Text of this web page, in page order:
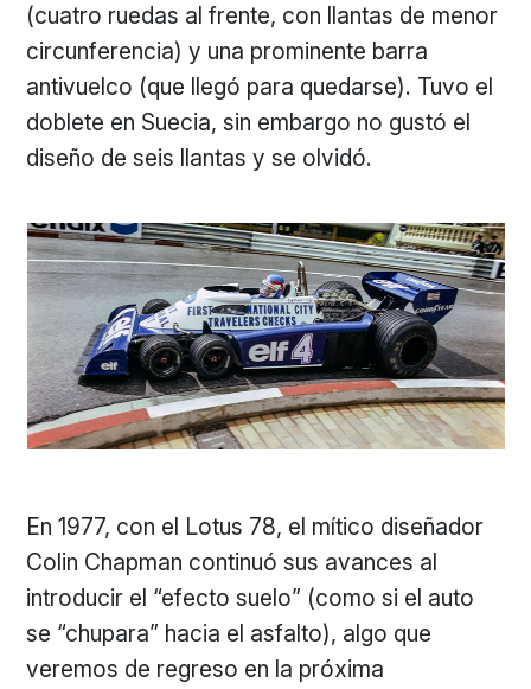
(cuatro ruedas al frente, con llantas de menor
circunferencia) y una prominente barra
antivuelco (que llegó para quedarse). Tuvo el
doblete en Suecia, sin embargo no gustó el
diseño de seis llantas y se olvidó.
En 1977, con el Lotus 78, el mítico diseñador
Colin Chapman continuó sus avances al
introducir el “efecto suelo” (como si el auto
se “chupara” hacia el asfalto), algo que
veremos de regreso en la próxima